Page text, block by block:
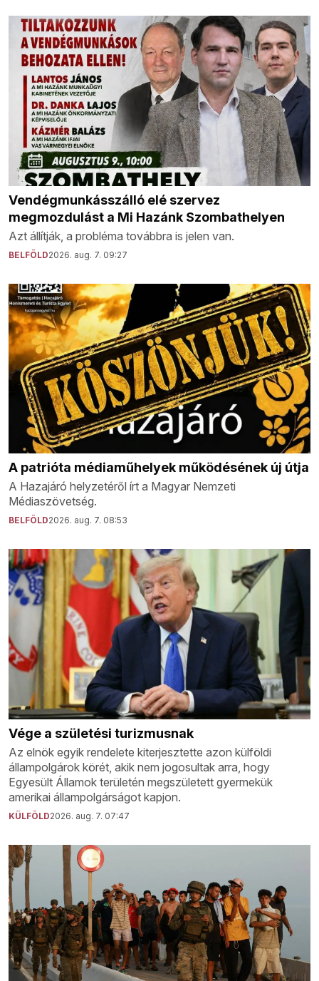
Vendégmunkásszálló elé szervez
megmozdulást a Mi Hazánk Szombathelyen
Azt állítják, a probléma továbbra is jelen van.
BELFÖLD2026. aug. 7. 09:27
A patrióta médiaműhelyek működésének új útja
A Hazajáró helyzetéről írt a Magyar Nemzeti
Médiaszövetség.
BELFÖLD2026. aug. 7. 08:53
Vége a születési turizmusnak
Az elnök egyik rendelete kiterjesztette azon külföldi
állampolgárok körét, akik nem jogosultak arra, hogy
Egyesült Államok területén megszületett gyermekük
amerikai állampolgárságot kapjon.
KÜLFÖLD2026. aug. 7. 07:47